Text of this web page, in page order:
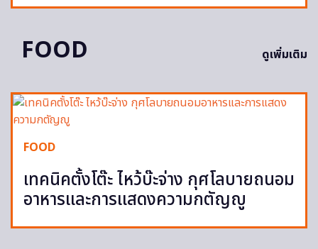
FOOD ดูเพิ่มเติม
FOOD
เทคนิคตั้งโต๊ะ ไหว้บ๊ะจ่าง กุศโลบายถนอม
อาหารและการแสดงความกตัญญู